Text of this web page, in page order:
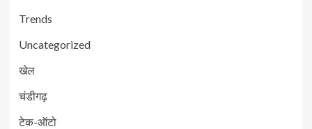
Trends
Uncategorized
खेल
चंडीगढ़
टेक-ऑटो